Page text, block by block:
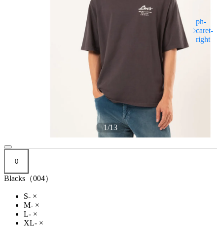
1/13
0
Blacks（004）
S- ×
M- ×
L- ×
XL- ×